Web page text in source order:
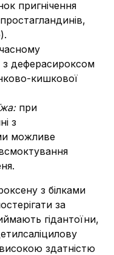
пригнічення
з деферасироксом
кишкової
при
з
можливе
з білками
за
гідантоїни,
здатністю